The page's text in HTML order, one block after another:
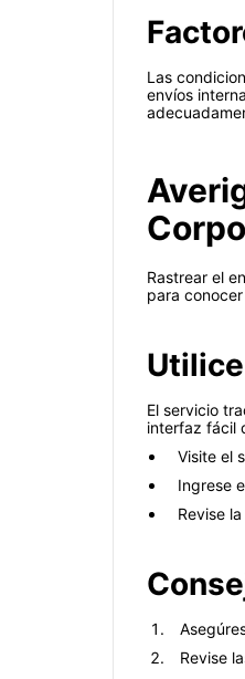
Las
envíos
Rastrear el
para
El servicio
interfaz fácil
Visite el
Ingrese
Revise
Revise